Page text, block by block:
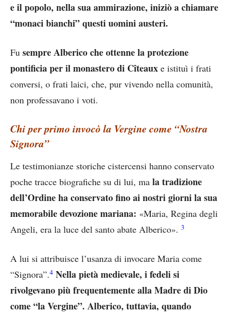
e il popolo, nella sua ammirazione, iniziò a chiamare
“monaci bianchi” questi uomini austeri.
Fu sempre Alberico che ottenne la protezione
pontificia per il monastero di Cîteaux e istituì i frati
conversi, o frati laici, che, pur vivendo nella comunità,
non professavano i voti.
Chi per primo invocò la Vergine come “Nostra
Signora”
Le testimonianze storiche cistercensi hanno conservato
poche tracce biografiche su di lui, ma la tradizione
dell’Ordine ha conservato fino ai nostri giorni la sua
memorabile devozione mariana: «Maria, Regina degli
Angeli, era la luce del santo abate Alberico». 3
A lui si attribuisce l’usanza di invocare Maria come
“Signora”.4 Nella pietà medievale, i fedeli si
rivolgevano più frequentemente alla Madre di Dio
come “la Vergine”. Alberico, tuttavia, quando